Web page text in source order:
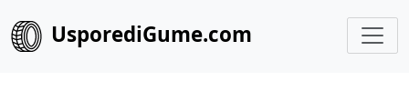
UsporediGume.com